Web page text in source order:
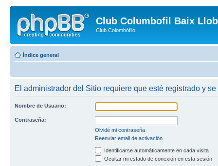
Club Columbofil Baix
Club Colombófilo
Índice general
El administrador del Sitio requiere que esté registrado y
Nombre de Usuario:
Contraseña:
Olvidé mi contraseña
Reenviar email de activación
Identificarse automáticamente en cada visita
Ocultar mi estado de conexión en esta sesión